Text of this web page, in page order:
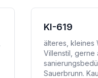
KI-619
älteres, kleines
Villenstil, gerne
Sauerbrunn.